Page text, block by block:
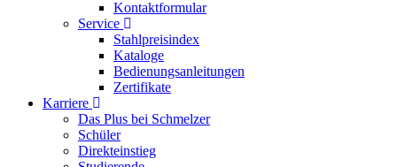
Kontaktformular
Service
Stahlpreisindex
Kataloge
Bedienungsanleitungen
Zertifikate
Karriere
Das Plus bei Schmelzer
Schüler
Direkteinstieg